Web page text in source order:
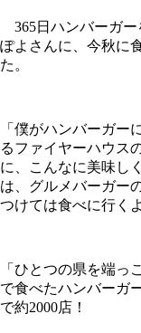
365日ハンバーガー
ぽよさんに、今秋に
た。
「僕がハンバーガー
るファイヤーハウス
に、こんなに美味し
は、グルメバーガー
つけては食べに行く
「ひとつの県を端っ
で食べたハンバーガ
で約2000店！